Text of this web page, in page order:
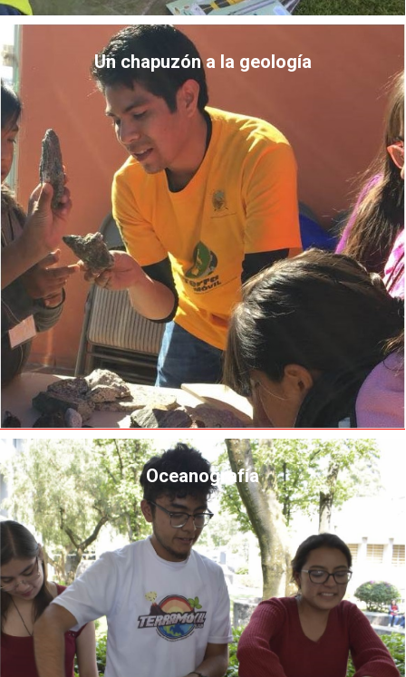
Un chapuzón a la geología
Oceanografía